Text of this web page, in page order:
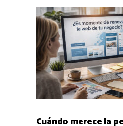
Cuándo merece la